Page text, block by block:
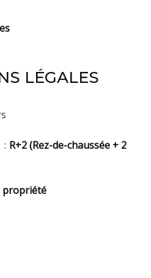
LÉGALES
R+2 (Rez-de-chaussée + 2
propriété